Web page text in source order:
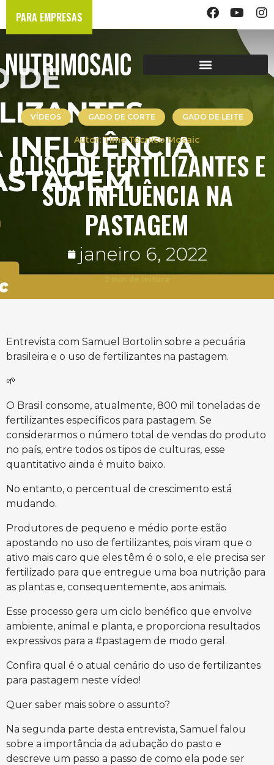
PARA EMPRESAS
VÍDEOS GADO DE CORTE GADO DE LEITE
Time Técnico Mosaic
O USO DE FERTILIZANTES E
SUA INFLUÊNCIA NA
PASTAGEM
janeiro 6, 2022
Entrevista com Samuel Bortolin sobre a pecuária
brasileira e o uso de fertilizantes na pastagem.
🌱
O Brasil consome, atualmente, 800 mil toneladas de
fertilizantes específicos para pastagem. Se
considerarmos o número total de vendas do produto
no país, entre todos os tipos de culturas, esse
quantitativo ainda é muito baixo.
No entanto, o percentual de crescimento está
mudando.
Produtores de pequeno e médio porte estão
apostando no uso de fertilizantes, pois viram que o
ativo mais caro que eles têm é o solo, e ele precisa ser
fertilizado para que entregue uma boa nutrição para
as plantas e, consequentemente, aos animais.
Esse processo gera um ciclo benéfico que envolve
ambiente, animal e planta, e proporciona resultados
expressivos para a #pastagem de modo geral.
Confira qual é o atual cenário do uso de fertilizantes
para pastagem neste vídeo!
Quer saber mais sobre o assunto?
Na segunda parte desta entrevista, Samuel falou
sobre a importância da adubação do pasto e
descreve um passo a passo de como ela pode ser